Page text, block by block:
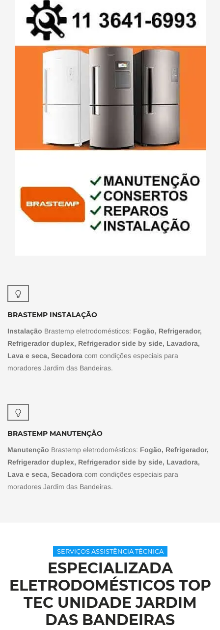
BRASTEMP INSTALAÇÃO
Instalação Brastemp eletrodomésticos: Fogão, Refrigerador,
Refrigerador duplex, Refrigerador side by side, Lavadora,
Lava e seca, Secadora com condições especiais para
moradores Jardim das Bandeiras.
BRASTEMP MANUTENÇÃO
Manutenção Brastemp eletrodomésticos: Fogão, Refrigerador,
Refrigerador duplex, Refrigerador side by side, Lavadora,
Lava e seca, Secadora com condições especiais para
moradores Jardim das Bandeiras.
SERVIÇOS ASSISTÊNCIA TÉCNICA
ESPECIALIZADA
ELETRODOMÉSTICOS TOP
TEC UNIDADE JARDIM
DAS BANDEIRAS